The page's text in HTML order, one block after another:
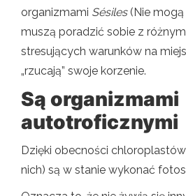
organizmami Sésiles(Nie mogą
muszą poradzić sobie z
stresujących warunków na
„rzucają” swoje korzenie.
Są organizmami
autotroficznymi
Dzięki obecności
nich) są w stanie wykonać